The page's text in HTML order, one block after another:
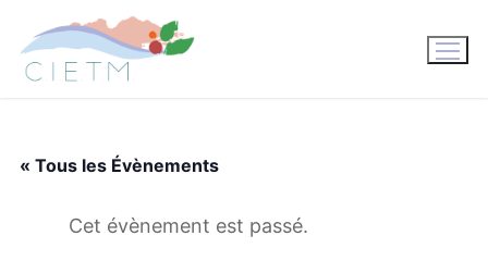
contenu
« Tous les Évènements
Cet évènement est passé.